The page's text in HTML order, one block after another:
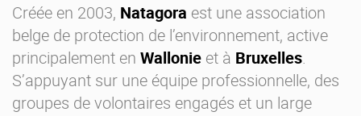
Créée en 2003, Natagora est une association
belge de protection de l’environnement, active
principalement en Wallonie et à Bruxelles.
S’appuyant sur une équipe professionnelle, des
groupes de volontaires engagés et un large